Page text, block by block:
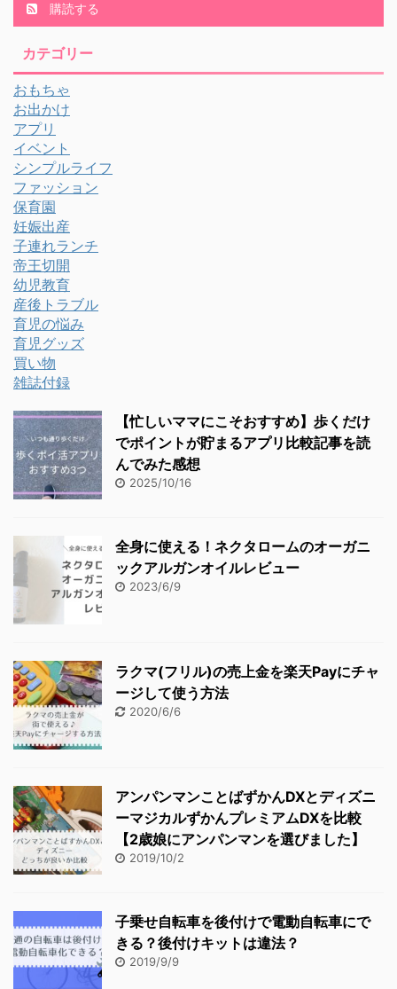
購読する
カテゴリー
おもちゃ
お出かけ
アプリ
イベント
シンプルライフ
ファッション
保育園
妊娠出産
子連れランチ
帝王切開
幼児教育
産後トラブル
育児の悩み
育児グッズ
買い物
雑誌付録
【忙しいママにこそおすすめ】歩くだけ
でポイントが貯まるアプリ比較記事を読
んでみた感想
2025/10/16
全身に使える！ネクタロームのオーガニ
ックアルガンオイルレビュー
2023/6/9
ラクマ(フリル)の売上金を楽天Payにチャ
ージして使う方法
2020/6/6
アンパンマンことばずかんDXとディズニ
ーマジカルずかんプレミアムDXを比較
【2歳娘にアンパンマンを選びました】
2019/10/2
子乗せ自転車を後付けで電動自転車にで
きる？後付けキットは違法？
2019/9/9